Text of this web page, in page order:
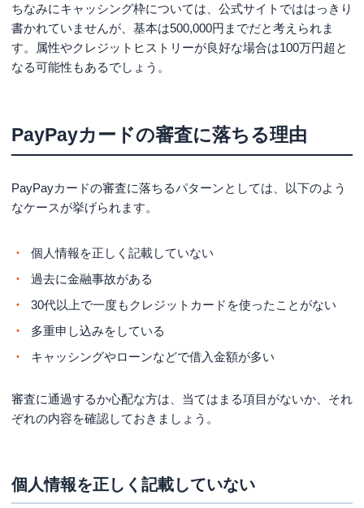
ちなみにキャッシング枠については、公式サイトでははっきり
書かれていませんが、基本は500,000円までだと考えられま
す。属性やクレジットヒストリーが良好な場合は100万円超と
なる可能性もあるでしょう。
PayPayカードの審査に落ちる理由
PayPayカードの審査に落ちるパターンとしては、以下のよう
なケースが挙げられます。
個人情報を正しく記載していない
過去に金融事故がある
30代以上で一度もクレジットカードを使ったことがない
多重申し込みをしている
キャッシングやローンなどで借入金額が多い
審査に通過するか心配な方は、当てはまる項目がないか、それ
ぞれの内容を確認しておきましょう。
個人情報を正しく記載していない